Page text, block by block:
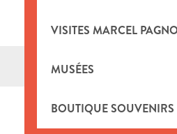
VISITES MARCEL
MUSÉES
BOUTIQUE